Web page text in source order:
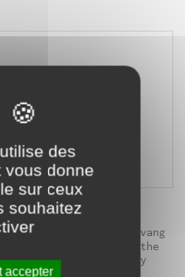
& Inga Huld-
Maëva Lu-chi-vang
that explore the
and technology
des
vous donne
sur ceux
souhaitez
accepter